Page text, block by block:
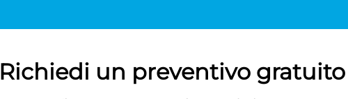
Richiedi un preventivo gratuito